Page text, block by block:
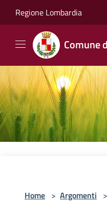
Regione Lombardia
Comune
Home > Argomenti >